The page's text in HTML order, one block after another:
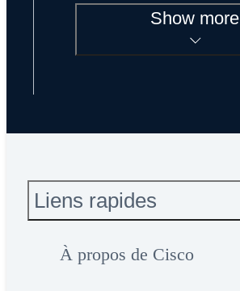
Show more
Liens rapides
À propos de Cisco